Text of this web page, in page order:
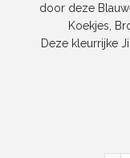
door deze
Koekjes,
Deze kleurrijke